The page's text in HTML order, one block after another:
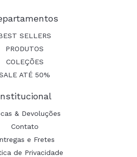
SELLERS
PRODUTOS
COLEÇÕES
ATÉ 50%
& Devoluções
Contato
e Fretes
de Privacidade